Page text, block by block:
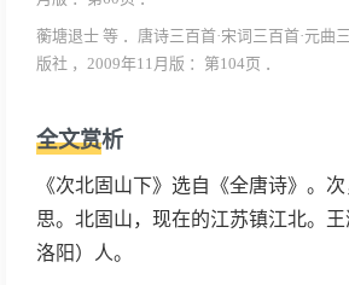
蘅塘退士 等 ．唐诗三百首·宋词三百首·元曲
版社 ，2009年11月版 ：第104页 ．
全文赏析
《次北固山下》选自《全唐诗》。
思。北固山，现在的江苏镇江北。
洛阳）人。